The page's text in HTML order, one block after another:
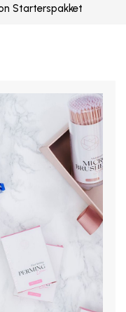
Starterspakket